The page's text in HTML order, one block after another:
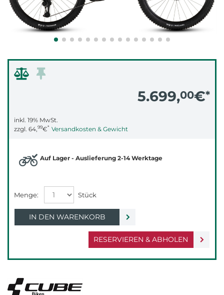
5.699,00€*
inkl. 19% MwSt.
zzgl. 64,99€* Versandkosten & Gewicht
RESERVIEREN & ABHOLEN
Auf Lager - Auslieferung 2-14 Werktage
IN DEN WARENKORB